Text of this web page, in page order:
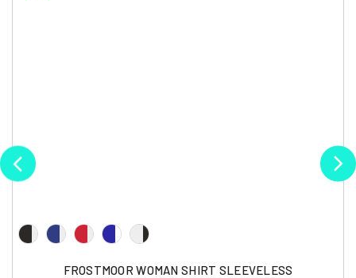
FROSTMOOR WOMAN SHIRT SLEEVELESS